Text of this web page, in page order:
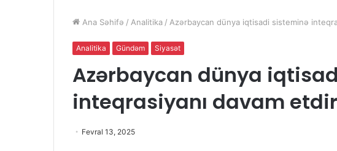
Ana Səhifə / Analitika / Azərbaycan dünya iqtisadi sisteminə
Analitika Gündəm Siyasət
Azərbaycan dünya
inteqrasiyanı davam
Fevral 13, 2025